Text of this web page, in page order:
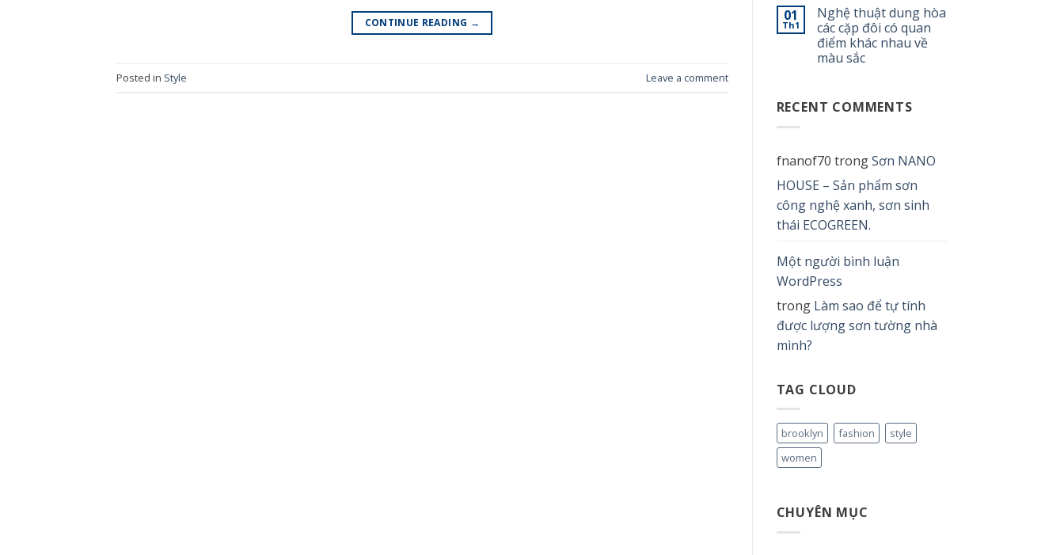
CONTINUE READING →
Posted in Style Leave a comment
01
Th1
Nghệ thuật dung hòa
các cặp đôi có quan
điểm khác nhau về
màu sắc
RECENT COMMENTS
fnanof70 trongSơn NANO
HOUSE – Sản phẩm sơn
công nghệ xanh, sơn sinh
thái ECOGREEN.
Một người bình luận
WordPress
trong Làm sao để tự tính
được lượng sơn tường nhà
mình?
TAG CLOUD
brooklyn fashion
style
women
CHUYÊN MỤC